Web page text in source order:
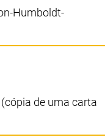
Humboldt-
de uma carta